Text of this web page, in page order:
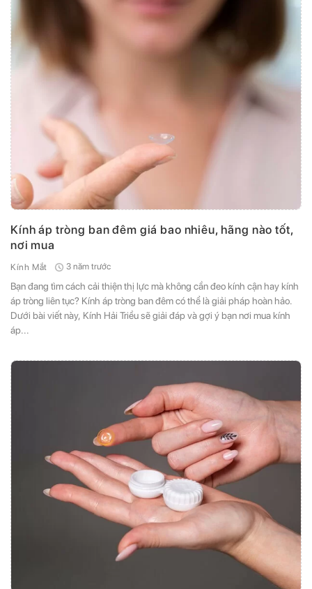
Kính áp tròng ban đêm giá bao nhiêu, hãng nào tốt,
nơi mua
Kính Mắt 3 năm trước
Bạn đang tìm cách cải thiện thị lực mà không cần đeo kính cận hay kính
áp tròng liên tục? Kính áp tròng ban đêm có thể là giải pháp hoàn hảo.
Dưới bài viết này, Kính Hải Triều sẽ giải đáp và gợi ý bạn nơi mua kính
áp...